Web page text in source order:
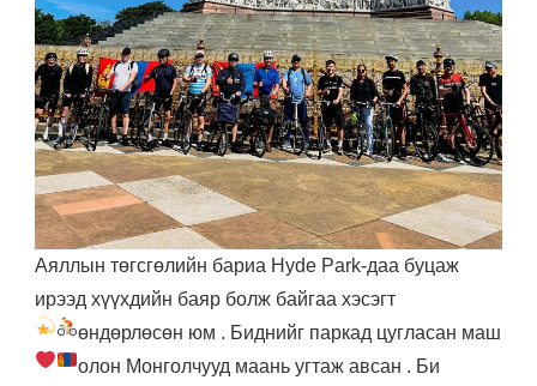
Аяллын төгсгөлийн бариа Hyde Park-даа буцаж
ирээд хүүхдийн баяр болж байгаа хэсэгт
өндөрлөсөн юм . Биднийг паркад цугласан маш
олон Монголчууд маань угтаж авсан . Би